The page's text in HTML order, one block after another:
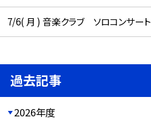
7/6( 月 ) 音楽クラブ ソロコンサート
過去記事
2026年度